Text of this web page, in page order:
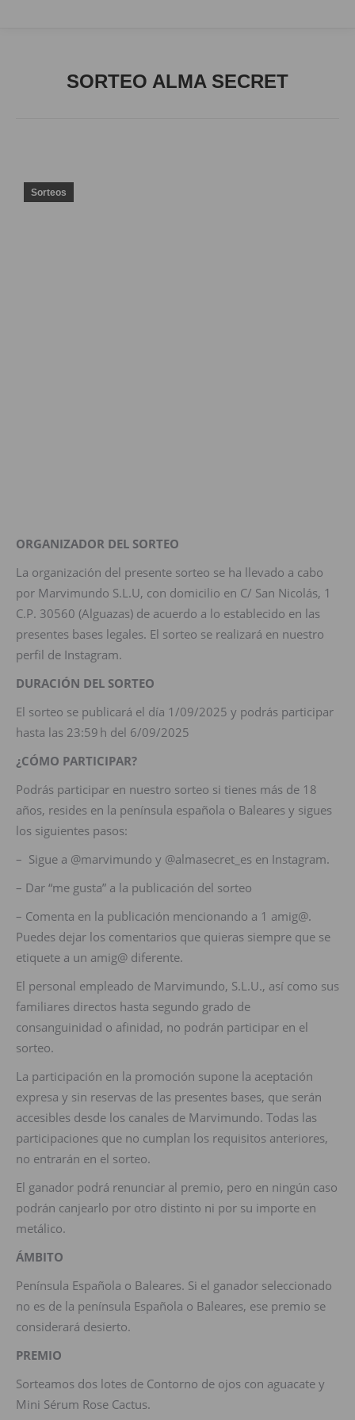
SORTEO ALMA SECRET
Sorteos
ORGANIZADOR DEL SORTEO
La organización del presente sorteo se ha llevado a cabo
por Marvimundo S.L.U, con domicilio en C/ San Nicolás, 1
C.P. 30560 (Alguazas) de acuerdo a lo establecido en las
presentes bases legales. El sorteo se realizará en nuestro
perfil de Instagram.
DURACIÓN DEL SORTEO
El sorteo se publicará el día 1/09/2025 y podrás participar
hasta las 23:59 h del 6/09/2025
¿CÓMO PARTICIPAR?
Podrás participar en nuestro sorteo si tienes más de 18
años, resides en la península española o Baleares y sigues
los siguientes pasos:
– Sigue a @marvimundo y @almasecret_es en Instagram.
– Dar “me gusta” a la publicación del sorteo
– Comenta en la publicación mencionando a 1 amig@.
Puedes dejar los comentarios que quieras siempre que se
etiquete a un amig@ diferente.
El personal empleado de Marvimundo, S.L.U., así como sus
familiares directos hasta segundo grado de
consanguinidad o afinidad, no podrán participar en el
sorteo.
La participación en la promoción supone la aceptación
expresa y sin reservas de las presentes bases, que serán
accesibles desde los canales de Marvimundo. Todas las
participaciones que no cumplan los requisitos anteriores,
no entrarán en el sorteo.
El ganador podrá renunciar al premio, pero en ningún caso
podrán canjearlo por otro distinto ni por su importe en
metálico.
ÁMBITO
Península Española o Baleares. Si el ganador seleccionado
no es de la península Española o Baleares, ese premio se
considerará desierto.
PREMIO
Sorteamos dos lotes de Contorno de ojos con aguacate y
Mini Sérum Rose Cactus.